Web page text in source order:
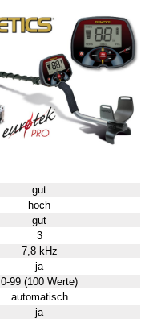
gut
hoch
gut
3
7,8 kHz
ja
0-99 (100 Werte)
automatisch
ja